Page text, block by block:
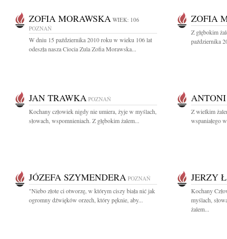
ZOFIA MORAWSKA WIEK: 106
POZNAŃ
W dniu 15 października 2010 roku w wieku 106 lat
odeszła nasza Ciocia Zula Zofia Morawska...
ZOFIA
Z głębokim
października
JAN TRAWKA POZNAŃ
Kochany człowiek nigdy nie umiera, żyje w myślach,
słowach, wspomnieniach. Z głębokim żalem...
Z wielkim
wspaniałego
JÓZEFA SZYMENDERA POZNAŃ
"Niebo złote ci otworzę, w którym ciszy biała nić jak
ogromny dźwięków orzech, który pęknie, aby...
JERZY
Kochany
myślach,
żalem...